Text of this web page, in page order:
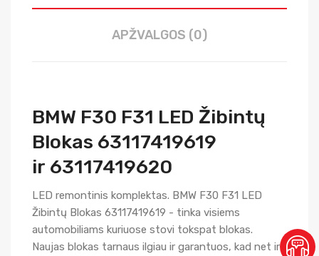
APŽVALGOS (0)
BMW F30 F31 LED Žibintų
Blokas 63117419619
ir 63117419620
LED remontinis komplektas. BMW F30 F31 LED
Žibintų Blokas 63117419619 - tinka visiems
automobiliams kuriuose stovi tokspat blokas.
Naujas blokas tarnaus ilgiau ir garantuos, kad net ir